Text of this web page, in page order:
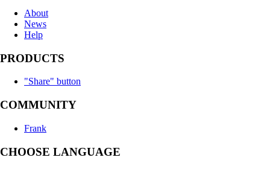
About
News
Help
PRODUCTS
"Share" button
COMMUNITY
Frank
CHOOSE LANGUAGE